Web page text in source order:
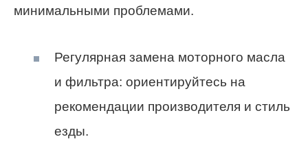
минимальными проблемами.
Регулярная замена моторного масла
и фильтра: ориентируйтесь на
рекомендации производителя и стиль
езды.